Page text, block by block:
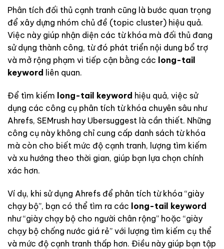
Phân tích đối thủ cạnh tranh cũng là bước quan trọng
để xây dựng nhóm chủ đề (topic cluster) hiệu quả.
Việc này giúp nhận diện các từ khóa mà đối thủ đang
sử dụng thành công, từ đó phát triển nội dung bổ trợ
và mở rộng phạm vi tiếp cận bằng các long-tail
keyword liên quan.
Để tìm kiếm long-tail keyword hiệu quả, việc sử
dụng các công cụ phân tích từ khóa chuyên sâu như
Ahrefs, SEMrush hay Ubersuggest là cần thiết. Những
công cụ này không chỉ cung cấp danh sách từ khóa
mà còn cho biết mức độ cạnh tranh, lượng tìm kiếm
và xu hướng theo thời gian, giúp bạn lựa chọn chính
xác hơn.
Ví dụ, khi sử dụng Ahrefs để phân tích từ khóa “giày
chạy bộ”, bạn có thể tìm ra các long-tail keyword
như “giày chạy bộ cho người chân rộng” hoặc “giày
chạy bộ chống nước giá rẻ” với lượng tìm kiếm cụ thể
và mức độ cạnh tranh thấp hơn. Điều này giúp bạn tập